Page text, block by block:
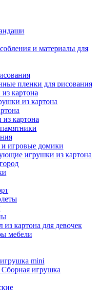
и материалы для
пленки для рисования
картона
из картона
картона
игровые домики
игрушки из картона
картона для девочек
мебели
mini
игрушка